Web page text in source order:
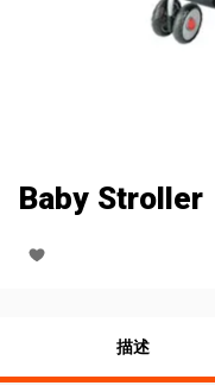
Baby Stroller
描述